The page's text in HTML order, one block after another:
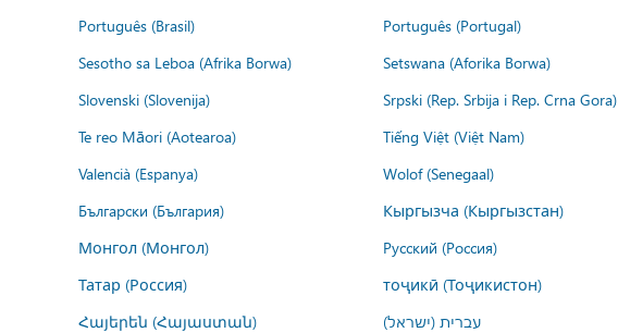
Português (Brasil)
Português (Portugal)
Sesotho sa Leboa (Afrika Borwa)
Setswana (Aforika Borwa)
Slovenski (Slovenija)
Srpski (Rep. Srbija i Rep. Crna Gora)
Te reo Māori (Aotearoa)
Tiếng Việt (Việt Nam)
Valencià (Espanya)
Wolof (Senegaal)
Български (България)
Кыргызча (Кыргызстан)
Монгол (Монгол)
Русский (Россия)
Татар (Россия)
тоҷикӣ (Тоҷикистон)
Հայերեն (Հայաստան)
עברית (ישראל)